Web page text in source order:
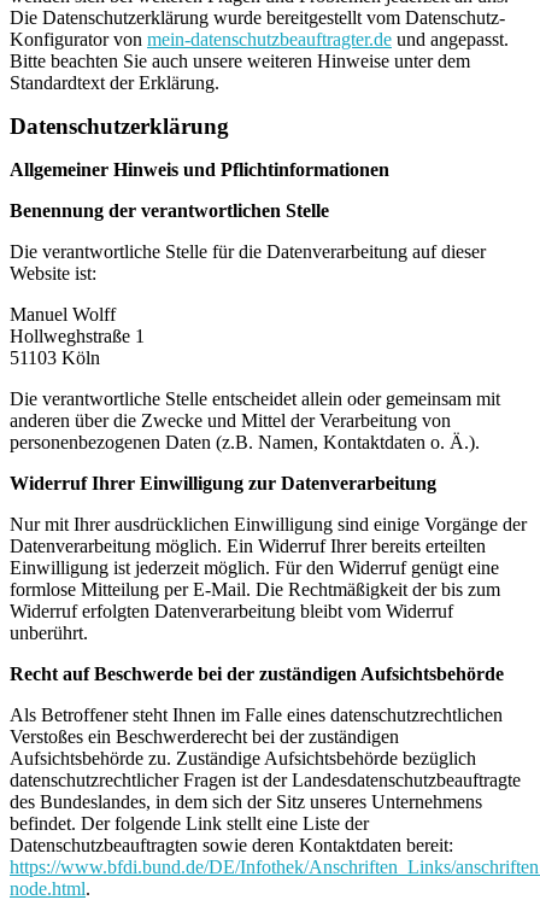
Die Datenschutzerklärung wurde bereitgestellt vom Datenschutz-
Konfigurator von mein-datenschutzbeauftragter.de und angepasst.
Bitte beachten Sie auch unsere weiteren Hinweise unter dem
Standardtext der Erklärung.
Datenschutzerklärung
Allgemeiner Hinweis und Pflichtinformationen
Benennung der verantwortlichen Stelle
Die verantwortliche Stelle für die Datenverarbeitung auf dieser
Website ist:
Manuel Wolff
Hollweghstraße 1
51103 Köln
Die verantwortliche Stelle entscheidet allein oder gemeinsam mit
anderen über die Zwecke und Mittel der Verarbeitung von
personenbezogenen Daten (z.B. Namen, Kontaktdaten o. Ä.).
Widerruf Ihrer Einwilligung zur Datenverarbeitung
Nur mit Ihrer ausdrücklichen Einwilligung sind einige Vorgänge der
Datenverarbeitung möglich. Ein Widerruf Ihrer bereits erteilten
Einwilligung ist jederzeit möglich. Für den Widerruf genügt eine
formlose Mitteilung per E-Mail. Die Rechtmäßigkeit der bis zum
Widerruf erfolgten Datenverarbeitung bleibt vom Widerruf
unberührt.
Recht auf Beschwerde bei der zuständigen Aufsichtsbehörde
Als Betroffener steht Ihnen im Falle eines datenschutzrechtlichen
Verstoßes ein Beschwerderecht bei der zuständigen
Aufsichtsbehörde zu. Zuständige Aufsichtsbehörde bezüglich
datenschutzrechtlicher Fragen ist der Landesdatenschutzbeauftragte
des Bundeslandes, in dem sich der Sitz unseres Unternehmens
befindet. Der folgende Link stellt eine Liste der
Datenschutzbeauftragten sowie deren Kontaktdaten bereit:
https://www.bfdi.bund.de/DE/Infothek/Anschriften_Links/
node.html.